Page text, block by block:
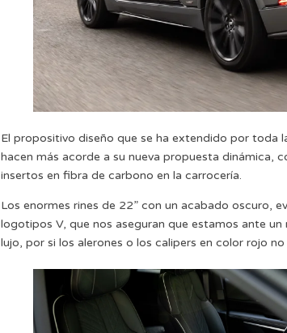
El propositivo diseño que se ha extendido por toda
hacen más acorde a su nueva propuesta dinámica,
insertos en fibra de carbono en la carrocería.
Los enormes rines de 22” con un acabado oscuro,
logotipos V, que nos aseguran que estamos ante
lujo, por si los alerones o los calipers en color rojo